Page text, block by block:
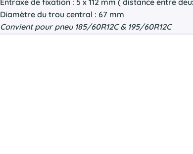
Entraxe de fixation : 5 x 112 mm ( distance entre
Diamètre du trou central :67 mm
Convient pour pneu 185/60R12C & 195/60R12C